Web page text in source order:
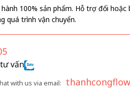
100% sản phẩm. Hỗ trợ đổi hoặc
quá trình vận chuyển.
vấn
with us via email: